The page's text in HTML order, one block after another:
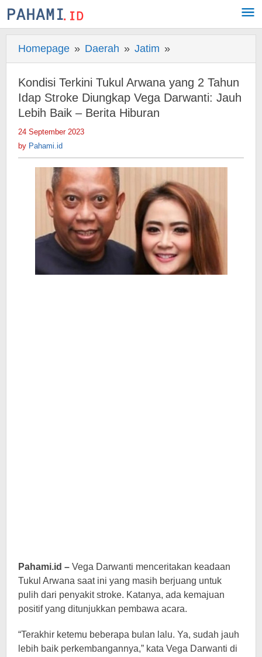
Skip
to
Homepage » Daerah » Jatim »
Terkini
Tukul
Arwana
Idap
Diungkap
Vega
Darwanti:
Jauh
Lebih
Baik
Kondisi Terkini Tukul Arwana yang 2 Tahun
Idap Stroke Diungkap Vega Darwanti: Jauh
Lebih Baik – Berita Hiburan
24 September 2023
by Pahami.id
Pahami.id – Vega Darwanti menceritakan keadaan
Tukul Arwana saat ini yang masih berjuang untuk
pulih dari penyakit stroke. Katanya, ada kemajuan
positif yang ditunjukkan pembawa acara.
“Terakhir ketemu beberapa bulan lalu. Ya, sudah jauh
lebih baik perkembangannya,” kata Vega Darwanti di